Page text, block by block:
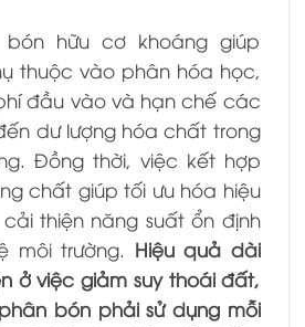
bón hữu cơ khoáng giúp
thuộc vào phân hóa học,
đầu vào và hạn chế các
dư lượng hóa chất trong
Đồng thời, việc kết hợp
chất giúp tối ưu hóa hiệu
thiện năng suất ổn định
môi trường. Hiệu quả dài
ở việc giảm suy thoái đất,
bón phải sử dụng mỗi